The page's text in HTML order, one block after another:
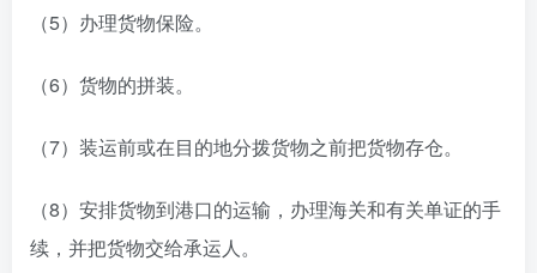
（5）办理货物保险。
（6）货物的拼装。
（7）装运前或在目的地分拨货物之前把货物存仓。
（8）安排货物到港口的运输，办理海关和有关单证的手
续，并把货物交给承运人。